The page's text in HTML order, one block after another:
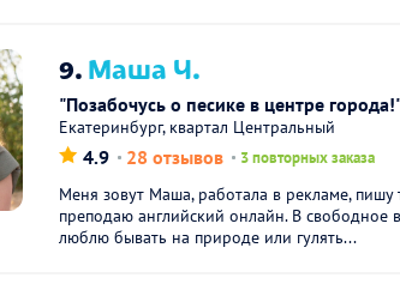
9.Маша Ч.
"Позабочусь о песике в центре
Екатеринбург, квартал Центральный
4.9 28 отзывов 3 повторных заказа
Меня зовут Маша, работала в рекламе, пишу
преподаю английский онлайн. В свободное
люблю бывать на природе или гулять...